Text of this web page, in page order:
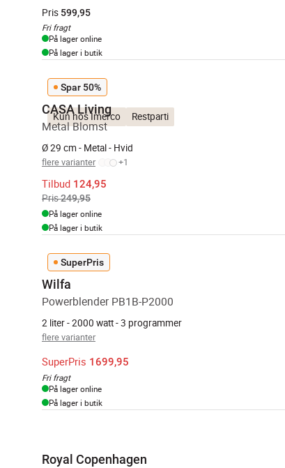
Pris 599,95
Fri fragt
På lager online
På lager i butik
Kun hos Imerco Restparti
Spar 50%
CASA Living
Metal Blomst
Ø 29 cm - Metal - Hvid
flere varianter +1
Tilbud 124,95
Pris249,95
På lager online
På lager i butik
SuperPris
Wilfa
Powerblender PB1B-P2000
2 liter - 2000 watt - 3 programmer
flere varianter
SuperPris 1699,95
Fri fragt
På lager online
På lager i butik
Royal Copenhagen